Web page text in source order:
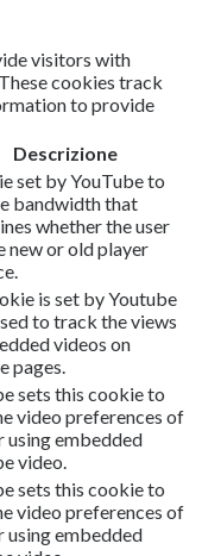
visitors with
cookies track
to provide
Descrizione
set by YouTube to
bandwidth that
whether the user
new or old player
is set by Youtube
to track the views
videos on
pages.
sets this cookie to
video preferences of
using embedded
video.
sets this cookie to
video preferences of
using embedded